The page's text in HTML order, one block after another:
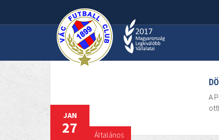
Általános
JAN
30
A
Általános
JAN
27